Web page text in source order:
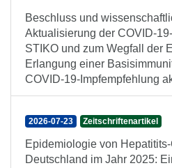
Beschluss und
Aktualisierung der COVID-
STIKO und zum Wegfall der
Erlangung einer
COVID-19-Impfempfehlung
2026-07-23 Zeitschriftenartikel
Epidemiologie von
Deutschland im Jahr 2025: